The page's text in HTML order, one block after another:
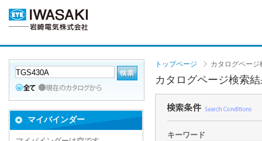
トップページ カタログページ
カタログページ検索
キーワード
マイバインダー